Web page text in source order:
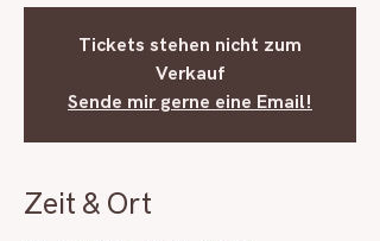
Tickets stehen nicht zum
Verkauf
Sende mir gerne eine Email!
Zeit & Ort